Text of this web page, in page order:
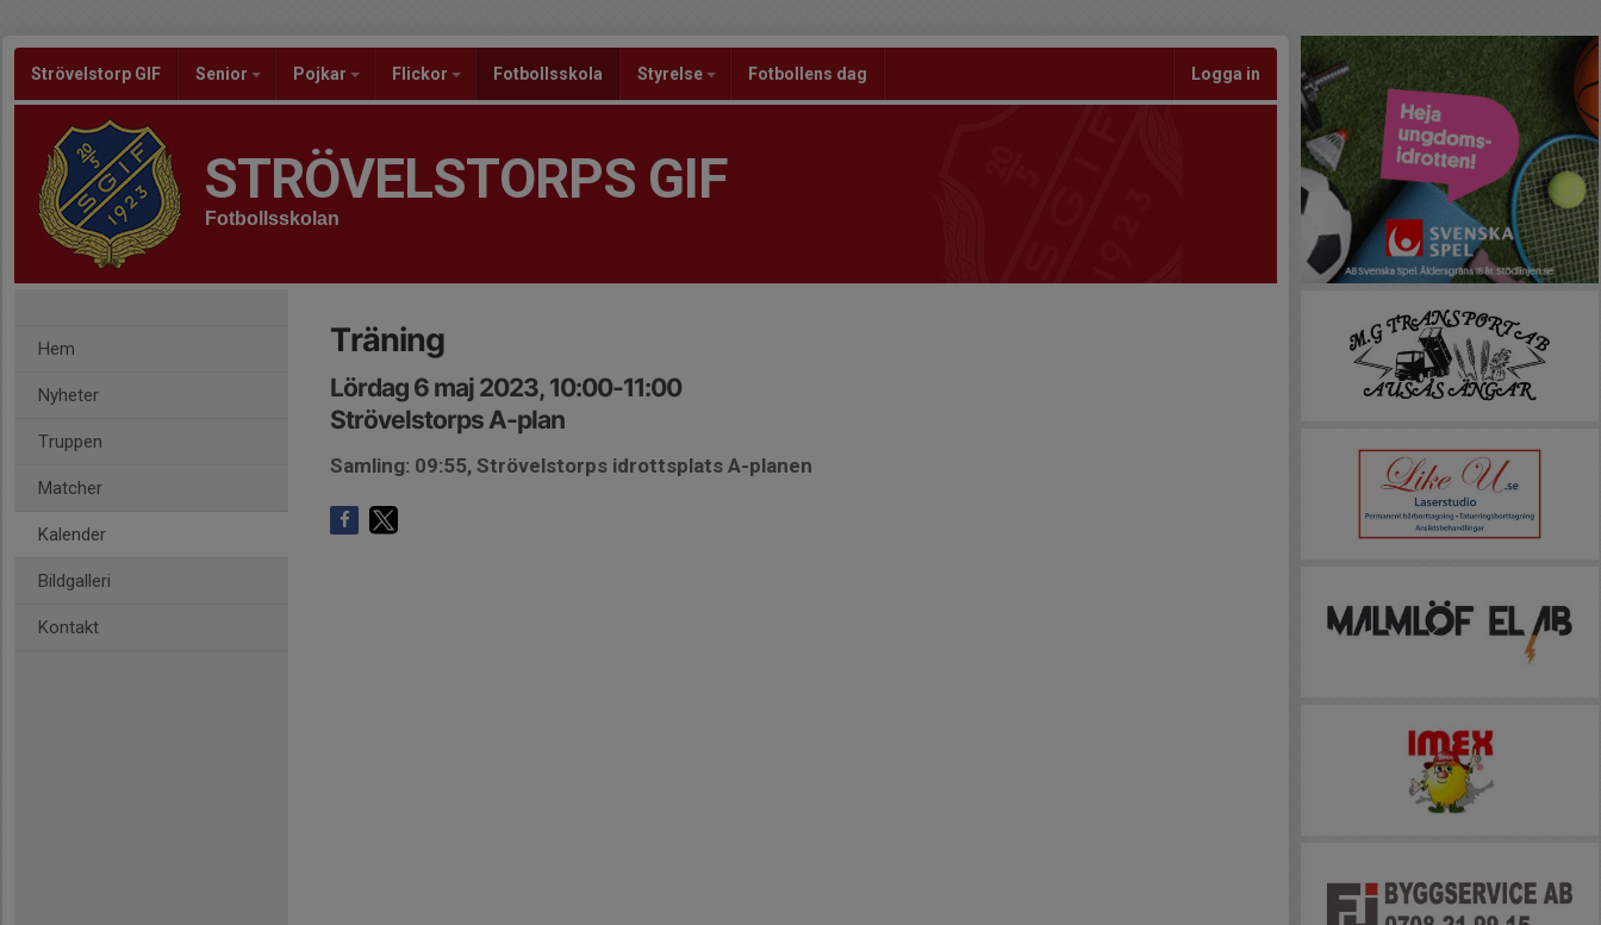
Strövelstorp GIF Senior Pojkar Flickor Fotbollsskola Styrelse Fotbollens dag Logga in
STRÖVELSTORPS GIF
Fotbollsskolan
Hem
Nyheter
Truppen
Matcher
Kalender
Bildgalleri
Kontakt
Träning
Lördag 6 maj 2023, 10:00-11:00
Strövelstorps A-plan
Samling: 09:55, Strövelstorps idrottsplats A-planen